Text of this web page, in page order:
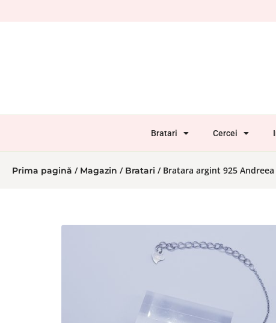
Bratari Cercei
Prima pagină / Magazin / Bratari / Bratara argint 925 Andreea